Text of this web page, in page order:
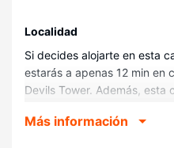
Localidad
Si decides alojarte en esta
estarás a apenas 12 min en
Devils Tower. Además, esta
Sundance City Park.
Más información